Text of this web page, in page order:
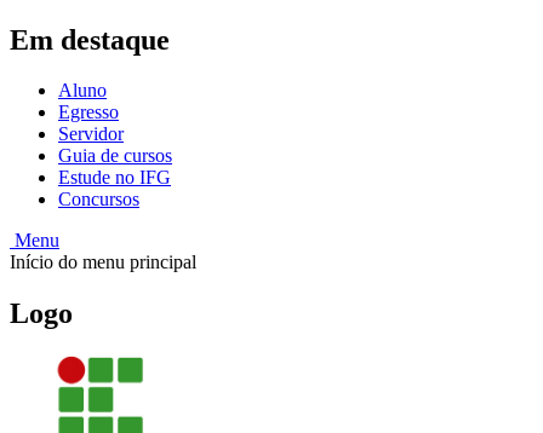
Em destaque
Aluno
Egresso
Servidor
Guia de cursos
Estude no IFG
Concursos
Menu
Início do menu principal
Logo